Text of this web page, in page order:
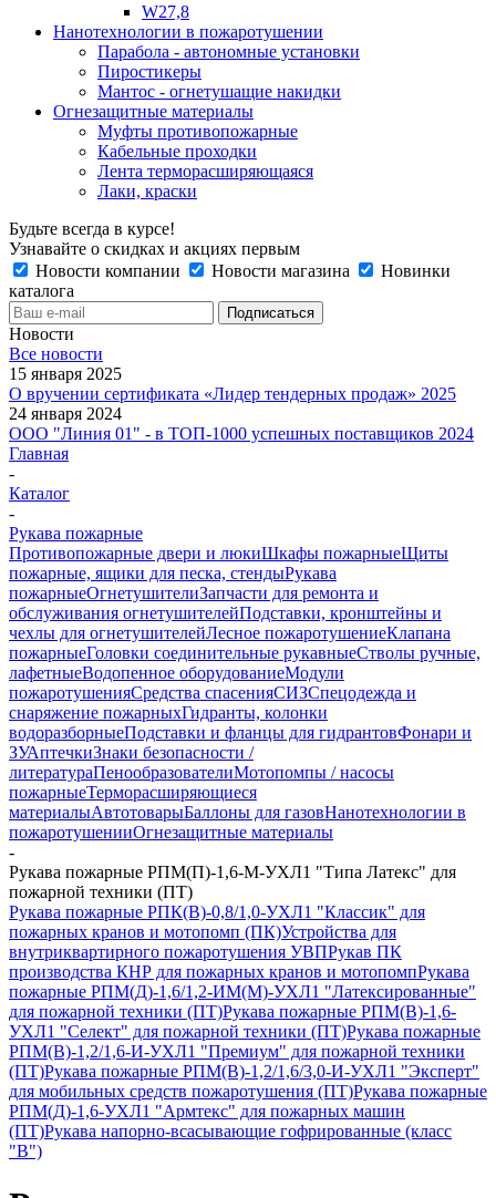
W27,8
Нанотехнологии в пожаротушении
Парабола - автономные установки
Пиростикеры
Мантос - огнетушащие накидки
Огнезащитные материалы
Муфты противопожарные
Кабельные проходки
Лента терморасширяющаяся
Лаки, краски
Будьте всегда в курсе!
Узнавайте о скидках и акциях первым
Новости компании
Новости магазина
Новинки
каталога
Новости
Все новости
15 января 2025
О вручении сертификата «Лидер тендерных продаж» 2025
24 января 2024
ООО "Линия 01" - в ТОП-1000 успешных поставщиков 2024
Главная
-
Каталог
-
Рукава пожарные
Противопожарные двери и люкиШкафы пожарныеЩиты
пожарные, ящики для песка, стендыРукава
пожарныеОгнетушителиЗапчасти для ремонта и
обслуживания огнетушителейПодставки, кронштейны и
чехлы для огнетушителейЛесное пожаротушениеКлапана
пожарныеГоловки соединительные рукавныеСтволы ручные,
лафетныеВодопенное оборудованиеМодули
пожаротушенияСредства спасенияСИЗСпецодежда и
снаряжение пожарныхГидранты, колонки
водоразборныеПодставки и фланцы для гидрантовФонари и
ЗУАптечкиЗнаки безопасности /
литератураПенообразователиМотопомпы / насосы
пожарныеТерморасширяющиеся
материалыАвтотоварыБаллоны для газовНанотехнологии в
пожаротушенииОгнезащитные материалы
-
Рукава пожарные РПМ(П)-1,6-М-УХЛ1 "Типа Латекс" для
пожарной техники (ПТ)
Рукава пожарные РПК(В)-0,8/1,0-УХЛ1 "Классик" для
пожарных кранов и мотопомп (ПК)Устройства для
внутриквартирного пожаротушения УВПРукав ПК
производства КНР для пожарных кранов и мотопомпРукава
пожарные РПМ(Д)-1,6/1,2-ИМ(M)-УХЛ1 "Латексированные"
для пожарной техники (ПТ)Рукава пожарные РПМ(В)-1,6-
УХЛ1 "Селект" для пожарной техники (ПТ)Рукава пожарные
РПМ(В)-1,2/1,6-И-УХЛ1 "Премиум" для пожарной техники
(ПТ)Рукава пожарные РПМ(В)-1,2/1,6/3,0-И-УХЛ1 "Эксперт"
для мобильных средств пожаротушения (ПТ)Рукава пожарные
РПМ(Д)-1,6-УХЛ1 "Армтекс" для пожарных машин
(ПТ)Рукава напорно-всасывающие гофрированные (класс
"В")